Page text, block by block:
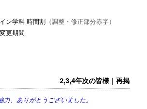
ン学科 時間割 （調整・修正部分赤字）
更期間
2,3,4年次の皆様｜再掲
力、ありがとうございました。